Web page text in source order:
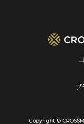
Copyright ©